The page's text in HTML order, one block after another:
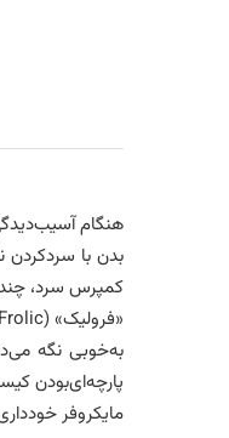
هنگام
بدن با
کمپرس سرد،
به‌خوبی نگه
پارچه‌ای‌بودن
مایکروفر